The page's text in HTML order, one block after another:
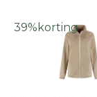
39% korting